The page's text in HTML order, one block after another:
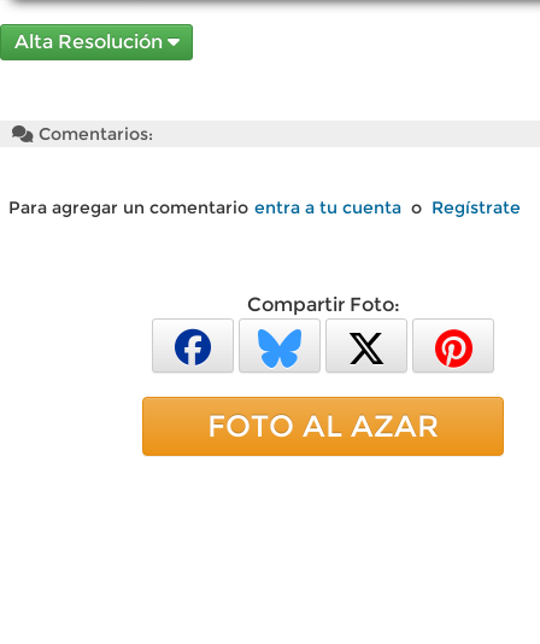
Alta Resolución
Comentarios:
Para agregar un comentario entra a tu cuenta o Regístrate
Compartir Foto:
FOTO AL AZAR